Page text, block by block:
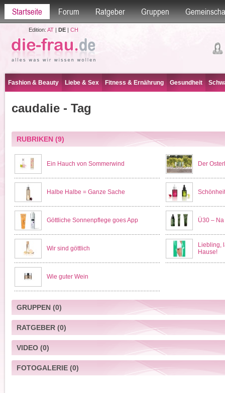
Startseite Forum Ratgeber Gruppen
Edition: AT| DE| CH
Fashion & Beauty Liebe & Sex Fitness & Ernährung Gesundheit
caudalie - Tag
RUBRIKEN(9)
Ein Hauch von Sommerwind Der
Halbe Halbe = Ganze Sache
Göttliche Sonnenpflege goes App Ü30 –
Wir sind göttlich
Liebling,
Hause!
Wie guter Wein
GRUPPEN(0)
RATGEBER(0)
VIDEO(0)
FOTOGALERIE(0)